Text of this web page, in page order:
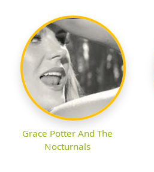
Grace Potter And The
Nocturnals